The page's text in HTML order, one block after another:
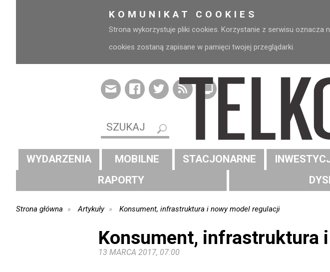
KOMUNIKAT COOKIES
Strona wykorzystuje pliki cookies. Korzystanie z serwisu oznacza
cookies zostaną zapisane w pamięci twojej przeglądarki.
WYDARZENIA MOBILNE STACJONARNE
RAPORTY
Strona główna Artykuły Konsument, infrastruktura i nowy model regulacji
Konsument, infrastruktura
13 MARCA 2017, 07:00